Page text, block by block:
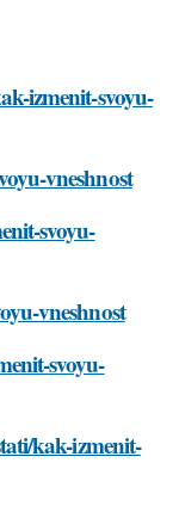
izmenit-svoyu-
vneshnost
svoyu-
vneshnost
svoyu-
kak-izmenit-